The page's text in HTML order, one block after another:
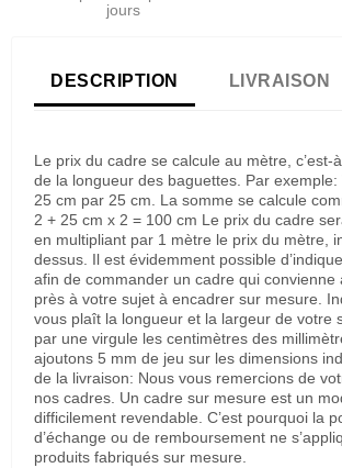
jours
DESCRIPTION LIVRAISON
Le prix du cadre se calcule au mètre, c’est-
de la longueur des baguettes. Par exemple:
25 cm par 25 cm. La somme se calcule
2 + 25 cm x 2 = 100 cm Le prix du cadre
en multipliant par 1 mètre le prix du mètre,
dessus. Il est évidemment possible
afin de commander un cadre qui convienne
près à votre sujet à encadrer sur mesure.
vous plaît la longueur et la largeur de votre
par une virgule les centimètres des
ajoutons 5 mm de jeu sur les dimensions
de la livraison: Nous vous remercions de
nos cadres. Un cadre sur mesure est un
difficilement revendable. C’est pourquoi la
d’échange ou de remboursement ne
produits fabriqués sur mesure.